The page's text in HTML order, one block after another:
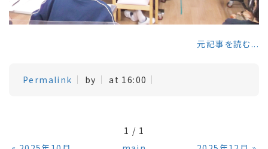
元記事を読む...
Permalink by at 16:00
1 / 1